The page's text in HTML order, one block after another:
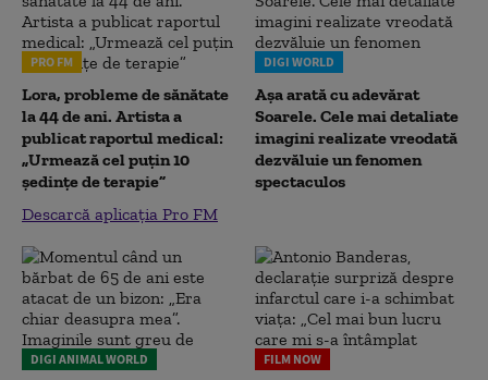
PRO FM
Lora, probleme de sănătate
la 44 de ani. Artista a
publicat raportul medical:
„Urmează cel puțin 10
ședințe de terapie”
Descarcă aplicația Pro FM
DIGI WORLD
Așa arată cu adevărat
Soarele. Cele mai detaliate
imagini realizate vreodată
dezvăluie un fenomen
spectaculos
DIGI ANIMAL WORLD FILM NOW